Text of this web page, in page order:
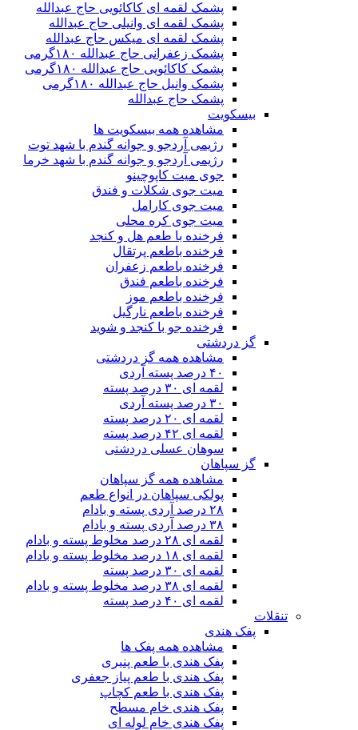
پشمک لقمه ای کاکائویی حاج عبدالله
پشمک لقمه ای وانیلی حاج عبدالله
پشمک لقمه ای میکس حاج عبدالله
پشمک زعفرانی حاج عبدالله ۱۸۰گرمی
پشمک کاکائویی حاج عبدالله ۱۸۰گرمی
پشمک وانیل حاج عبدالله ۱۸۰گرمی
پشمک حاج عبدالله
بیسکویت
مشاهده همه بیسکویت ها
رژیمی آردجو و جوانه گندم با شهد توت
رژیمی آردجو و جوانه گندم با شهد خرما
جوی میت کاپوچینو
میت جوی شکلات و فندق
میت جوی کارامل
میت جوی کره محلی
فرخنده با طعم هل و کنجد
فرخنده باطعم پرتقال
فرخنده باطعم زعفران
فرخنده باطعم فندق
فرخنده باطعم موز
فرخنده باطعم نارگیل
فرخنده جو با کنجد و شوید
گز دردشتی
مشاهده همه گز دردشتی
۴۰ درصد پسته آردی
لقمه ای ۳۰ درصد پسته
۳۰ درصد پسته آردی
لقمه ای ۲۰ درصد پسته
لقمه ای ۴۲ درصد پسته
سوهان عسلی دردشتی
گز سپاهان
مشاهده همه گز سپاهان
پولکی سپاهان در انواع طعم
۲۸ درصد آردی پسته و بادام
۳۸ درصد آردی پسته و بادام
لقمه ای ۲۸ درصد مخلوط پسته و بادام
لقمه ای ۱۸ درصد مخلوط پسته و بادام
لقمه ای ۳۰ درصد پسته
لقمه ای ۳۸ درصد مخلوط پسته و بادام
لقمه ای ۴۰ درصد پسته
تنقلات
پفک هندی
مشاهده همه پفک ها
پفک هندی با طعم پنیری
پفک هندی با طعم پیاز جعفری
پفک هندی با طعم کچاپ
پفک هندی خام مسطح
پفک هندی خام لوله ای